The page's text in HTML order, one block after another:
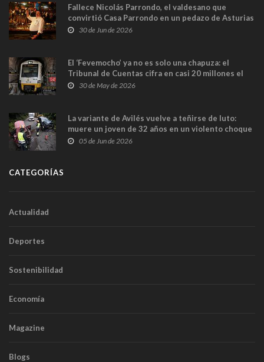
Fallece Nicolás Parrondo, el valdesano que
convirtió Casa Parrondo en un pedazo de Asturias
en Madrid
30 de Jun de 2026
El ‘Fevemocho’ ya no es solo una chapuza: el
Tribunal de Cuentas cifra en casi 20 millones el
sobrecoste de los trenes que no cabían por los
30 de May de 2026
La variante de Avilés vuelve a teñirse de luto:
muere un joven de 32 años en un violento choque
frontal
05 de Jun de 2026
CATEGORÍAS
Actualidad
Deportes
Sostenibilidad
Economía
Magazine
Blogs